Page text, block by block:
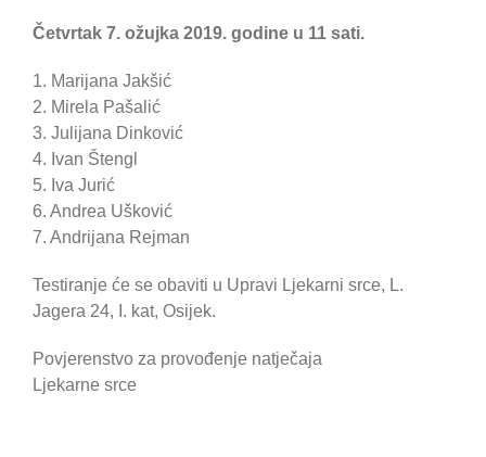
Četvrtak 7. ožujka 2019. godine u 11 sati.
1. Marijana Jakšić
2. Mirela Pašalić
3. Julijana Dinković
4. Ivan Štengl
5. Iva Jurić
6. Andrea Ušković
7. Andrijana Rejman
Testiranje će se obaviti u Upravi Ljekarni srce, L.
Jagera 24, I. kat, Osijek.
Povjerenstvo za provođenje natječaja
Ljekarne srce